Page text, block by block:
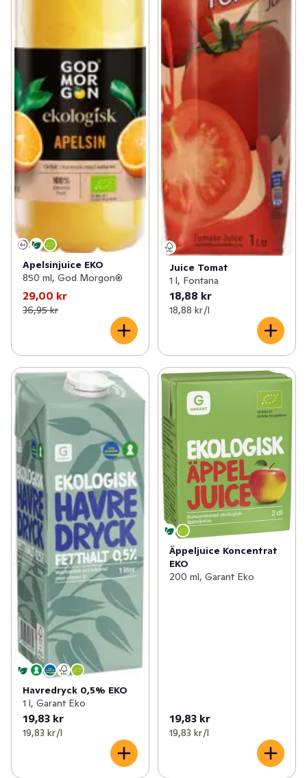
Apelsinjuice EKO
850 ml, God Morgon®
29,00 kr
36,95 kr
Juice Tomat
1 l, Fontana
18,88 kr
18,88 kr /l
Havredryck 0,5% EKO
1 l, Garant Eko
19,83 kr
19,83 kr /l
Äppeljuice Koncentrat
EKO
200 ml, Garant Eko
19,83 kr
19,83 kr /l